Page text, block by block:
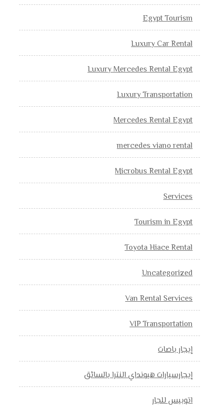
Egypt Tourism
Luxury Car Rental
Luxury Mercedes Rental Egypt
Luxury Transportation
Mercedes Rental Egypt
mercedes viano rental
Microbus Rental Egypt
Services
Tourism in Egypt
Toyota Hiace Rental
Uncategorized
Van Rental Services
VIP Transportation
إيجار باصات
إيجارسيارات هيونداي النترا بالسائق
اتوبيس للجار